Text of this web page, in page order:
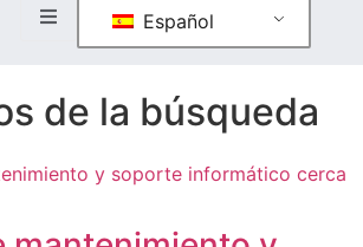
Español
de la búsqueda